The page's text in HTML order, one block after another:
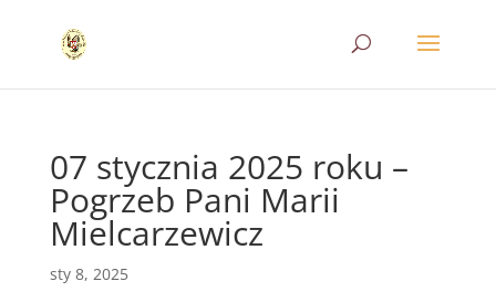
07 stycznia 2025 roku –
Pogrzeb Pani Marii
Mielcarzewicz
sty 8, 2025